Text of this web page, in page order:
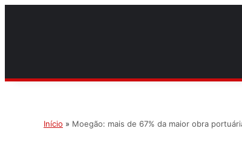
Início » Moegão: mais de 67% da maior obra